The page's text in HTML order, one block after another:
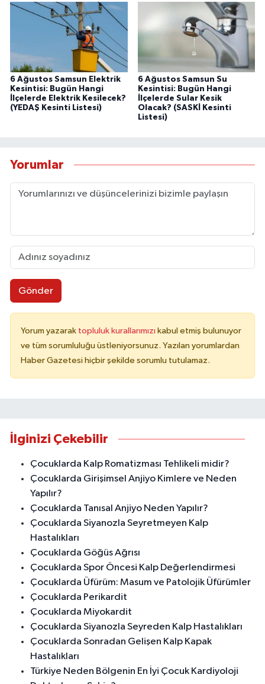
6 Ağustos Samsun Elektrik
Kesintisi: Bugün Hangi
İlçelerde Elektrik Kesilecek?
(YEDAŞ Kesinti Listesi)
6 Ağustos Samsun Su
Kesintisi: Bugün Hangi
İlçelerde Sular Kesik
Olacak? (SASKİ Kesinti
Listesi)
Yorumlar
Gönder
Yorum yazarak topluluk kurallarımızı kabul etmiş bulunuyor
ve tüm sorumluluğu üstleniyorsunuz. Yazılan yorumlardan
Haber Gazetesi hiçbir şekilde sorumlu tutulamaz.
İlginizi Çekebilir
Çocuklarda Kalp Romatizması Tehlikeli midir?
Çocuklarda Girişimsel Anjiyo Kimlere ve Neden
Yapılır?
Çocuklarda Tanısal Anjiyo Neden Yapılır?
Çocuklarda Siyanozla Seyretmeyen Kalp
Hastalıkları
Çocuklarda Göğüs Ağrısı
Çocuklarda Spor Öncesi Kalp Değerlendirmesi
Çocuklarda Üfürüm: Masum ve Patolojik Üfürümler
Çocuklarda Perikardit
Çocuklarda Miyokardit
Çocuklarda Siyanozla Seyreden Kalp Hastalıkları
Çocuklarda Sonradan Gelişen Kalp Kapak
Hastalıkları
Türkiye Neden Bölgenin En İyi Çocuk Kardiyoloji